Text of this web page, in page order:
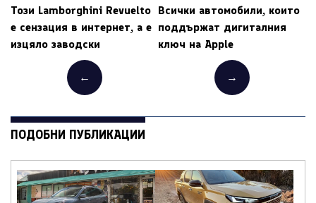
Този Lamborghini Revuelto
е сензация в интернет, а е
изцяло заводски
←
Всички автомобили, които
поддържат дигиталния
ключ на Apple
→
ПОДОБНИ ПУБЛИКАЦИИ